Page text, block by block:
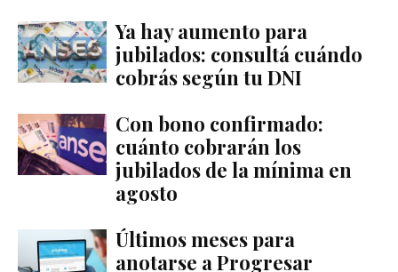
Ya hay aumento para
jubilados: consultá cuándo
cobrás según tu DNI
Con bono confirmado:
cuánto cobrarán los
jubilados de la mínima en
agosto
Últimos meses para
anotarse a Progresar